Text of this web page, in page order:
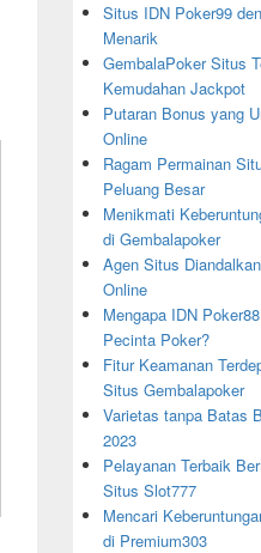
Situs IDN Poker99
Menarik
GembalaPoker Situs
Kemudahan Jackpot
Putaran Bonus yang
Online
Ragam Permainan
Peluang Besar
Menikmati
di Gembalapoker
Agen Situs
Online
Mengapa IDN
Pecinta Poker?
Fitur Keamanan
Situs Gembalapoker
Varietas tanpa Batas
2023
Pelayanan Terbaik
Situs Slot777
Mencari
di Premium303